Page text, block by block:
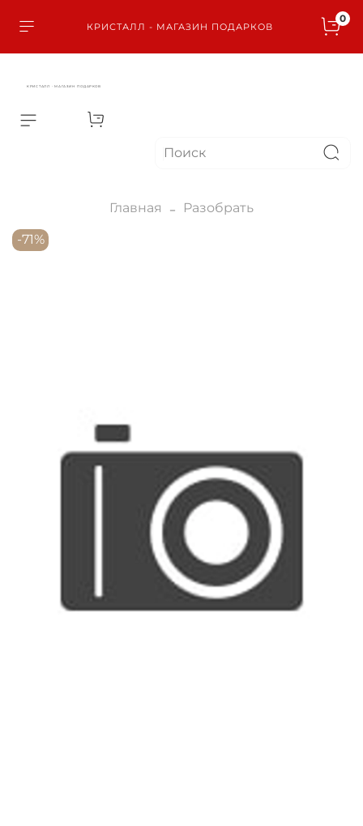
КРИСТАЛЛ - МАГАЗИН ПОДАРКОВ
0
КРИСТАЛЛ - МАГАЗИН ПОДАРКОВ
Главная Разобрать
-71%